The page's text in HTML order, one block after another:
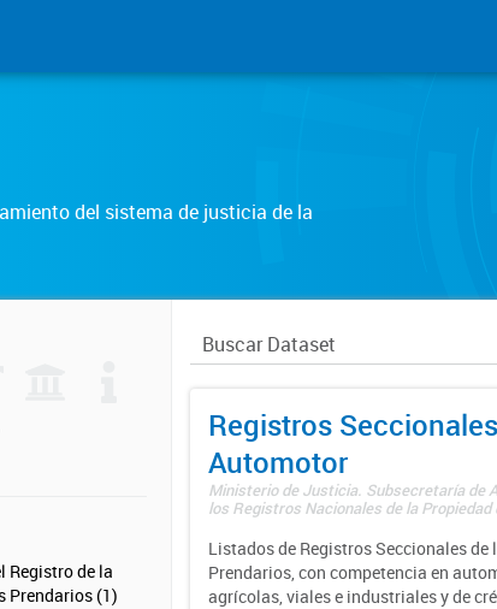
del sistema de justicia de la
Registro de la
Prendarios (1)
Registros
Automotor
Ministerio de Justicia. Subsecretaría de
los Registros Nacionales de la
Listados de Registros Seccionales
Prendarios, con competencia en
agrícolas, viales e industriales y de